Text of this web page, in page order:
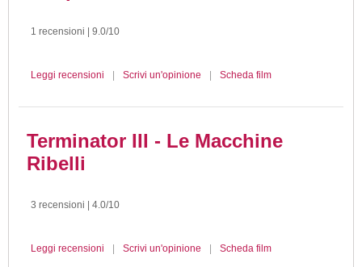
1 recensioni | 9.0/10
Leggi recensioni Scrivi un'opinione Scheda film
Terminator III - Le Macchine
Ribelli
3 recensioni | 4.0/10
Leggi recensioni Scrivi un'opinione Scheda film